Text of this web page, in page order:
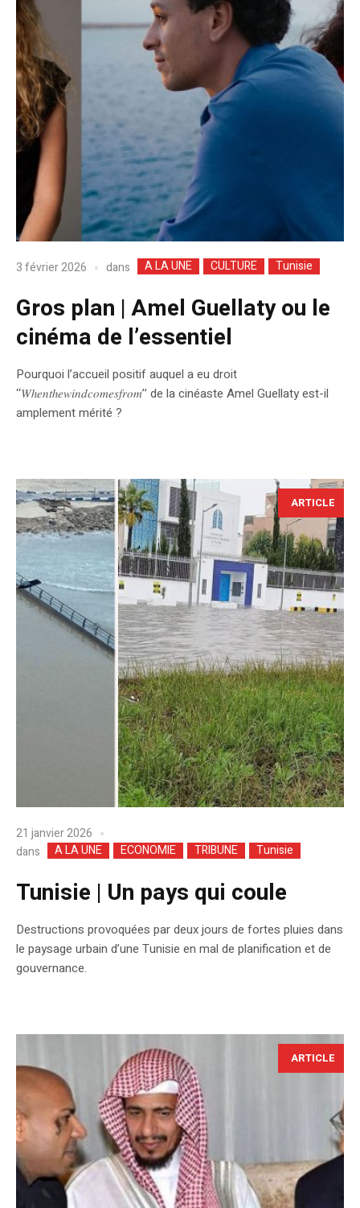
3 février 2026 dans A LA UNE CULTURE Tunisie
Gros plan | Amel Guellaty ou le
cinéma de l’essentiel
Pourquoi l’accueil positif auquel a eu droit
‘‘𝑊ℎ𝑒𝑛𝑡ℎ𝑒𝑤𝑖𝑛𝑑𝑐𝑜𝑚𝑒𝑠𝑓𝑟𝑜𝑚’’ de la cinéaste Amel Guellaty est-il
amplement mérité ?
ARTICLE
21 janvier 2026
dans
A LA UNE ECONOMIE TRIBUNE Tunisie
Tunisie | Un pays qui coule
Destructions provoquées par deux jours de fortes pluies dans
le paysage urbain d’une Tunisie en mal de planification et de
gouvernance.
ARTICLE